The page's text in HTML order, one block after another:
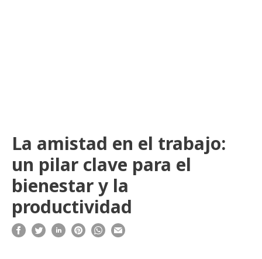
La amistad en el trabajo:
un pilar clave para el
bienestar y la
productividad